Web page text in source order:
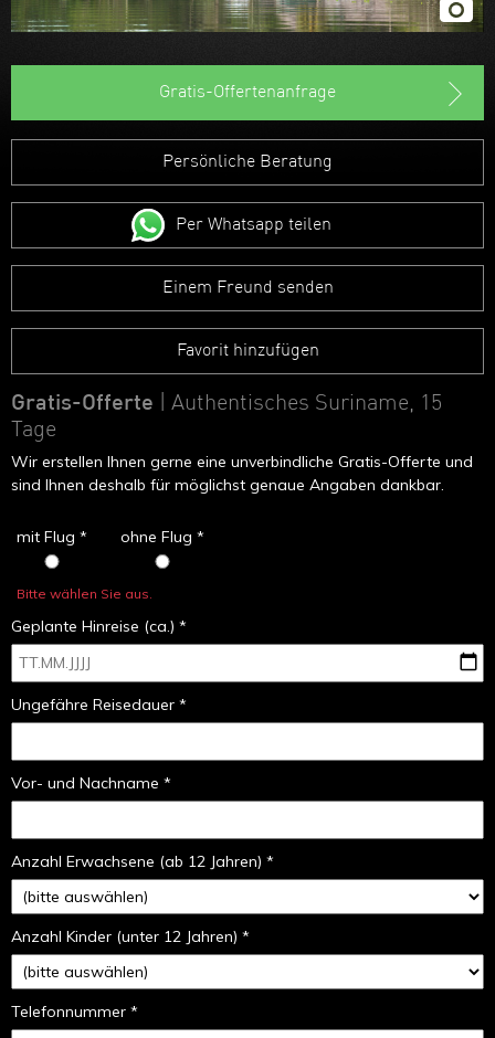
Gratis-Offertenanfrage
Persönliche Beratung
Per Whatsapp teilen
Einem Freund senden
Favorit hinzufügen
Gratis-Offerte | Authentisches Suriname, 15
Tage
Wir erstellen Ihnen gerne eine unverbindliche Gratis-Offerte und
sind Ihnen deshalb für möglichst genaue Angaben dankbar.
mit Flug * ohne Flug *
Bitte wählen Sie aus.
Geplante Hinreise (ca.) *
Ungefähre Reisedauer *
Vor- und Nachname *
Anzahl Erwachsene (ab 12 Jahren) *
Anzahl Kinder (unter 12 Jahren) *
Telefonnummer *